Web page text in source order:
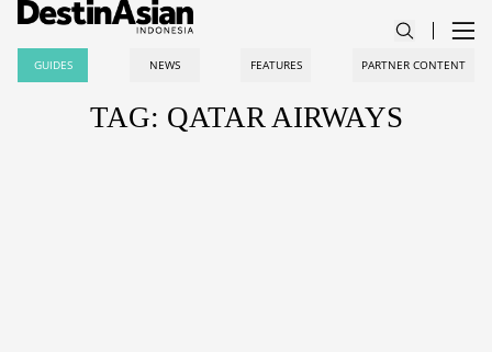
GUIDES NEWS FEATURES PARTNER CONTENT
TAG: QATAR AIRWAYS